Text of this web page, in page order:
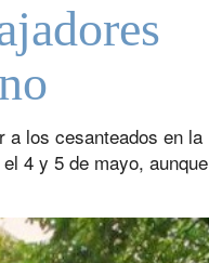
a los cesanteados en la
4 y 5 de mayo, aunque
Next